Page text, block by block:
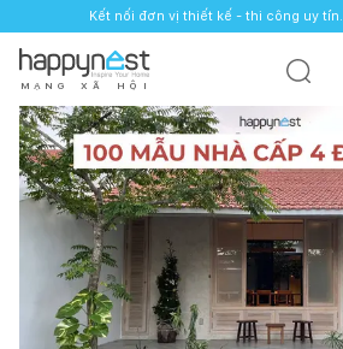
Kết nối đơn vị thiết kế - thi công uy tín.
M Ạ N G X Ã H Ộ I